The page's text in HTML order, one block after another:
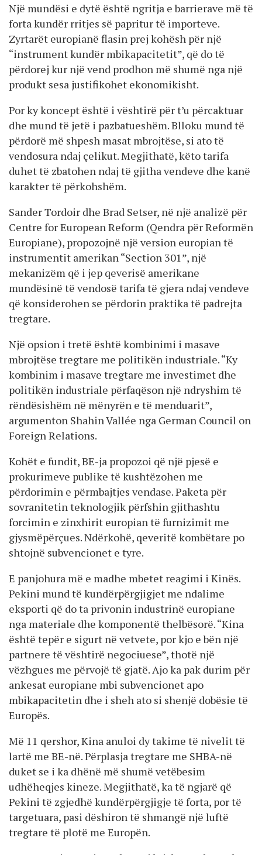
Një mundësi e dytë është ngritja e barrierave më të
forta kundër rritjes së papritur të importeve.
Zyrtarët europianë flasin prej kohësh për një
“instrument kundër mbikapacitetit”, që do të
përdorej kur një vend prodhon më shumë nga një
produkt sesa justifikohet ekonomikisht.
Por ky koncept është i vështirë për t’u përcaktuar
dhe mund të jetë i pazbatueshëm. Blloku mund të
përdorë më shpesh masat mbrojtëse, si ato të
vendosura ndaj çelikut. Megjithatë, këto tarifa
duhet të zbatohen ndaj të gjitha vendeve dhe kanë
karakter të përkohshëm.
Sander Tordoir dhe Brad Setser, në një analizë për
Centre for European Reform (Qendra për Reformën
Europiane), propozojnë një version europian të
instrumentit amerikan “Section 301”, një
mekanizëm që i jep qeverisë amerikane
mundësinë të vendosë tarifa të gjera ndaj vendeve
që konsiderohen se përdorin praktika të padrejta
tregtare.
Një opsion i tretë është kombinimi i masave
mbrojtëse tregtare me politikën industriale. “Ky
kombinim i masave tregtare me investimet dhe
politikën industriale përfaqëson një ndryshim të
rëndësishëm në mënyrën e të menduarit”,
argumenton Shahin Vallée nga German Council on
Foreign Relations.
Kohët e fundit, BE-ja propozoi që një pjesë e
prokurimeve publike të kushtëzohen me
përdorimin e përmbajtjes vendase. Paketa për
sovranitetin teknologjik përfshin gjithashtu
forcimin e zinxhirit europian të furnizimit me
gjysmëpërçues. Ndërkohë, qeveritë kombëtare po
shtojnë subvencionet e tyre.
E panjohura më e madhe mbetet reagimi i Kinës.
Pekini mund të kundërpërgjigjet me ndalime
eksporti që do ta privonin industrinë europiane
nga materiale dhe komponentë thelbësorë. “Kina
është tepër e sigurt në vetvete, por kjo e bën një
partnere të vështirë negociuese”, thotë një
vëzhgues me përvojë të gjatë. Ajo ka pak durim për
ankesat europiane mbi subvencionet apo
mbikapacitetin dhe i sheh ato si shenjë dobësie të
Europës.
Më 11 qershor, Kina anuloi dy takime të nivelit të
lartë me BE-në. Përplasja tregtare me SHBA-në
duket se i ka dhënë më shumë vetëbesim
udhëheqjes kineze. Megjithatë, ka të ngjarë që
Pekini të zgjedhë kundërpërgjigje të forta, por të
targetuara, pasi dëshiron të shmangë një luftë
tregtare të plotë me Europën.